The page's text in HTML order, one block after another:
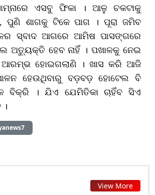
ଏସବୁ ଫିକା । ଆଳୁ ଚକଟାକୁ
ପୁଣି ଶାଗକୁ ଟିକେ ପାଗ । ପୂରା ଜମିବ
ସ୍ବାଦ ଆଗରେ ଆମିଷ ପାସଙ୍ଗରେ
ଅତ୍ୟୁକ୍ତି ହେବ ନାହିଁ । ପଖାଳକୁ ନେଇ
ହୋଇଗଲାଣି । ଖାସ କରି ଆଜି
ହେଉଥିବାରୁ ବଡ଼ବଡ଼ ହୋଟେଲ ବି
ବିକ୍ରି । ଯିଏ ଯେମିତିକା ଚାହିଁବ ସିଏ
View More